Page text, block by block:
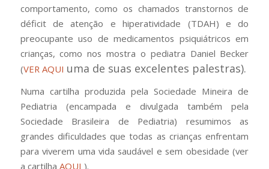
comportamento, como os chamados transtornos de
déficit de atenção e hiperatividade (TDAH) e do
preocupante uso de medicamentos psiquiátricos em
crianças, como nos mostra o pediatra Daniel Becker
(VER AQUI uma de suas excelentes palestras).
Numa cartilha produzida pela Sociedade Mineira de
Pediatria (encampada e divulgada também pela
Sociedade Brasileira de Pediatria) resumimos as
grandes dificuldades que todas as crianças enfrentam
para viverem uma vida saudável e sem obesidade (ver
a cartilha AQUI ).